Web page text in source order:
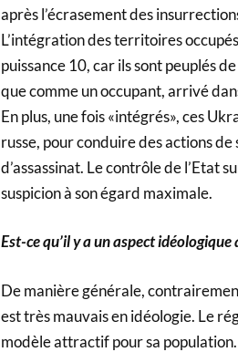
après l’écrasement des
L’intégration des territoires
puissance 10, car ils sont peuplés
que comme un occupant, arrivé
En plus, une fois «intégrés», ces
russe, pour conduire des actions
d’assassinat. Le contrôle de l’Etat
suspicion à son égard maximale.
Est-ce qu’il y a un aspect
De manière générale,
est très mauvais en idéologie. Le
modèle attractif pour sa population.